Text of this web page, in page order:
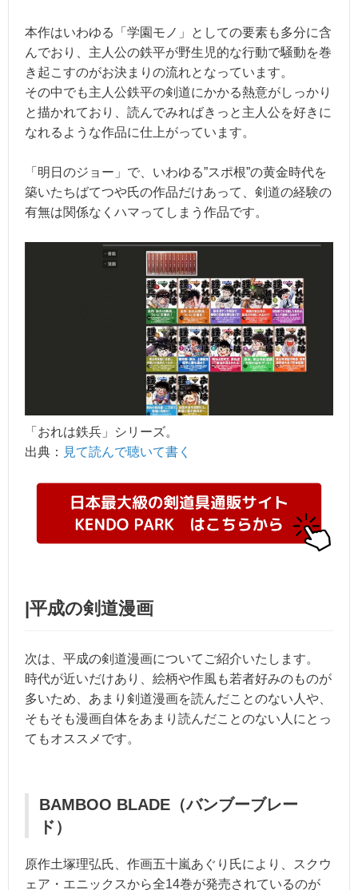
本作はいわゆる「学園モノ」としての要素も多分に含
んでおり、主人公の鉄平が野生児的な行動で騒動を巻
き起こすのがお決まりの流れとなっています。
その中でも主人公鉄平の剣道にかかる熱意がしっかり
と描かれており、読んでみればきっと主人公を好きに
なれるような作品に仕上がっています。
「明日のジョー」で、いわゆる”スポ根”の黄金時代を
築いたちばてつや氏の作品だけあって、剣道の経験の
有無は関係なくハマってしまう作品です。
「おれは鉄兵」シリーズ。
出典： 見て読んで聴いて書く
|平成の剣道漫画
次は、平成の剣道漫画についてご紹介いたします。
時代が近いだけあり、絵柄や作風も若者好みのものが
多いため、あまり剣道漫画を読んだことのない人や、
そもそも漫画自体をあまり読んだことのない人にとっ
てもオススメです。
BAMBOO BLADE（バンブーブレー
ド）
原作土塚理弘氏、作画五十嵐あぐり氏により、スクウ
ェア・エニックスから全14巻が発売されているのが